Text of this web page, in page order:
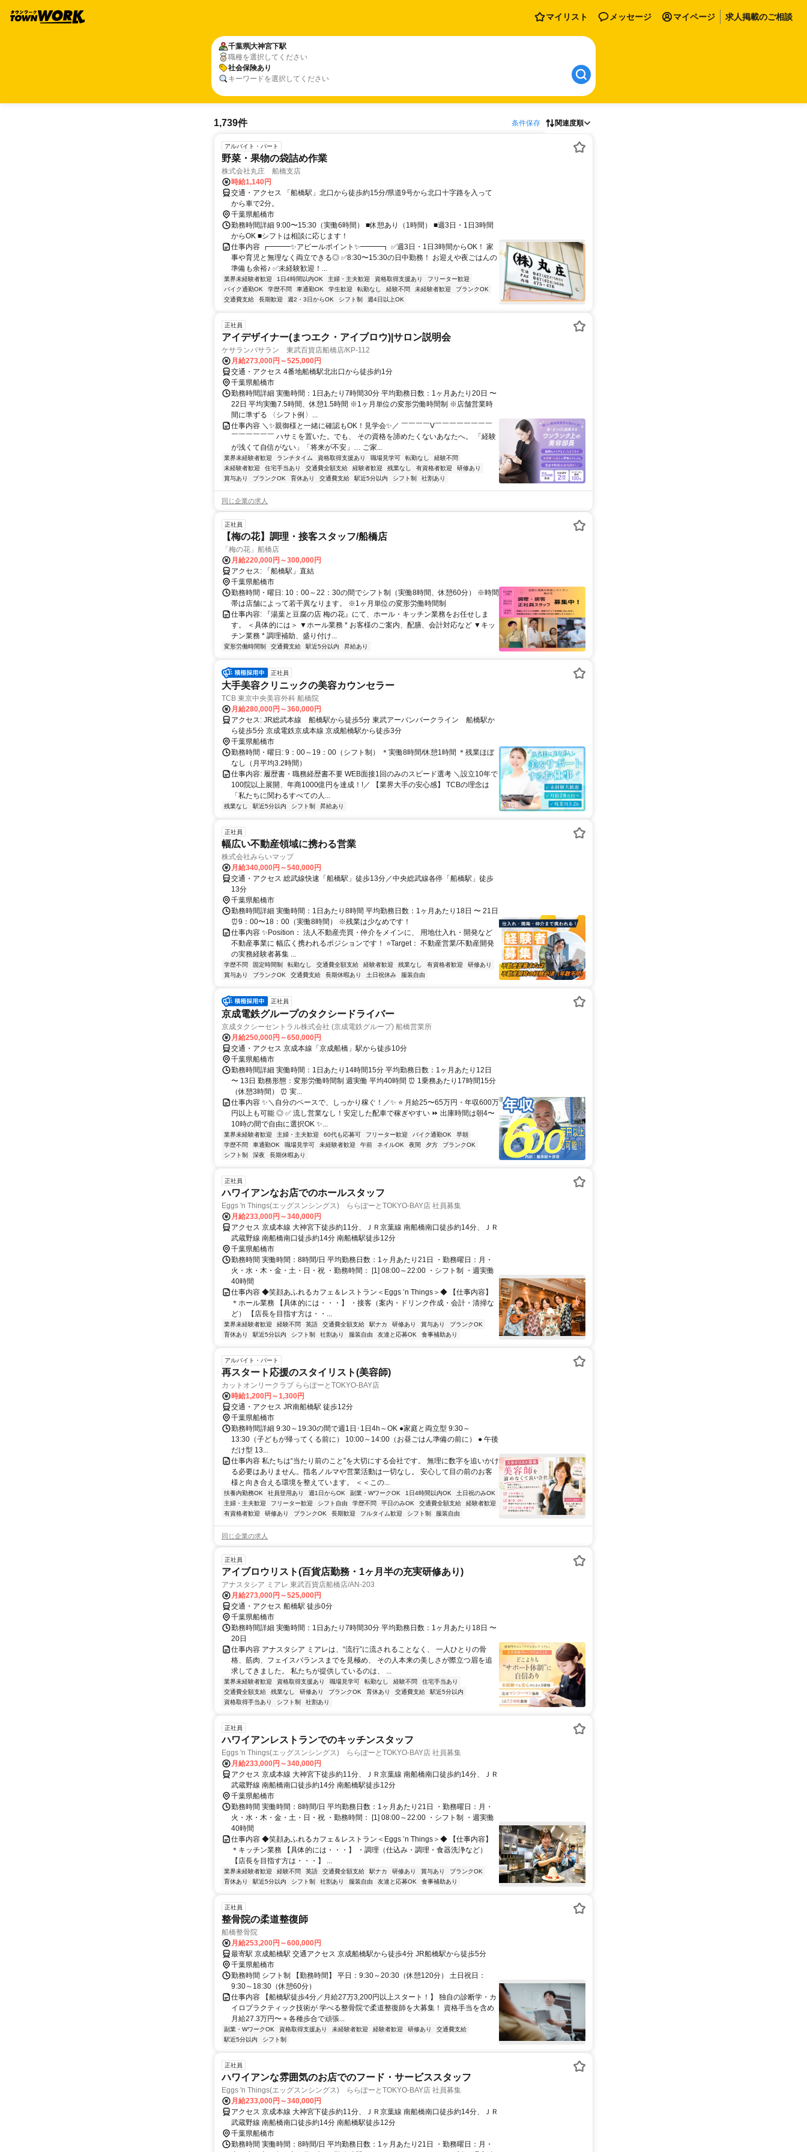
マイリスト メッセージ マイページ 求人掲載のご相談
千葉県大神宮下駅
職種を選択してください
社会保険あり
キーワードを選択してください
1,739件 条件保存 関連度順
アルバイト・パート
野菜・果物の袋詰め作業
株式会社丸庄 船橋支店
時給1,140円
交通・アクセス 「船橋駅」北口から徒歩約15分/県道9号から北口十字路を入って
から車で2分。
千葉県船橋市
勤務時間詳細 9:00〜15:30（実働6時間） ■休憩あり（1時間） ■週3日・1日3時間
からOK ■シフトは相談に応じます！
仕事内容 ┏━━━✨アピールポイント✨━━━┓ ✅週3日・1日3時間からOK！ 家
事や育児と無理なく両立できる◎ ✅8:30〜15:30の日中勤務！ お迎えや夜ごはんの
準備も余裕♪ ✅未経験歓迎！...
業界未経験者歓迎 1日4時間以内OK 主婦・主夫歓迎 資格取得支援あり
フリーター歓迎
バイク通勤OK
学歴不問 車通勤OK 学生歓迎 転勤なし 経験不問 未経験者歓迎
ブランクOK
交通費支給
長期歓迎 週2・3日からOK シフト制 週4日以上OK
正社員
アイデザイナー(まつエク・アイブロウ)|サロン説明会
ケサランパサラン 東武百貨店船橋店/KP-112
月給273,000円～525,000円
交通・アクセス 4番地船橋駅北出口から徒歩約1分
千葉県船橋市
勤務時間詳細 実働時間：1日あたり7時間30分 平均勤務日数：1ヶ月あたり20日 〜
22日 平均実働7.5時間、休憩1.5時間 ※1ヶ月単位の変形労働時間制 ※店舗営業時
間に準ずる 〈シフト例〉...
仕事内容 ＼✨親御様と一緒に確認もOK！見学会✨／ ￣￣￣￣V￣￣￣￣￣￣￣￣
￣￣￣￣￣￣ ハサミを置いた。でも、 その資格を諦めたくないあなたへ。 「経験
が浅くて自信がない」「将来が不安」… ご家...
業界未経験者歓迎 ランチタイム 資格取得支援あり 職場見学可 転勤なし
経験不問
未経験者歓迎
住宅手当あり 交通費全額支給 経験者歓迎 残業なし 有資格者歓迎
研修あり
賞与あり
ブランクOK 育休あり 交通費支給 駅近5分以内 シフト制 社割あり
同じ企業の求人
正社員
【梅の花】調理・接客スタッフ/船橋店
「梅の花」船橋店
月給220,000円～300,000円
アクセス: 「船橋駅」直結
千葉県船橋市
勤務時間・曜日: 10：00～22：30の間でシフト制（実働8時間、休憩60分） ※時間
帯は店舗によって若干異なります。 ※1ヶ月単位の変形労働時間制
仕事内容: 『湯葉と豆腐の店 梅の花』にて、ホール・キッチン業務をお任せしま
す。 ＜具体的には＞ ▼ホール業務 * お客様のご案内、配膳、会計対応など ▼キッ
チン業務 * 調理補助、盛り付け...
変形労働時間制 交通費支給 駅近5分以内 昇給あり
正社員
大手美容クリニックの美容カウンセラー
TCB 東京中央美容外科 船橋院
月給280,000円～360,000円
アクセス: JR総武本線 船橋駅から徒歩5分 東武アーバンパークライン 船橋駅か
ら徒歩5分 京成電鉄京成本線 京成船橋駅から徒歩3分
千葉県船橋市
勤務時間・曜日: 9：00～19：00（シフト制） ＊実働8時間/休憩1時間 ＊残業ほぼ
なし（月平均3.2時間）
仕事内容: 履歴書・職務経歴書不要 WEB面接1回のみのスピード選考 ＼設立10年で
100院以上展開、年商1000億円を達成！!／ 【業界大手の安心感】 TCBの理念は
「私たちに関わるすべての人...
残業なし 駅近5分以内 シフト制 昇給あり
正社員
幅広い不動産領域に携わる営業
株式会社みらいマップ
月給340,000円～540,000円
交通・アクセス 総武線快速「船橋駅」徒歩13分／中央総武線各停「船橋駅」徒歩
13分
千葉県船橋市
勤務時間詳細 実働時間：1日あたり8時間 平均勤務日数：1ヶ月あたり18日 〜 21日
⏰9：00〜18：00（実働8時間） ※残業は少なめです！
仕事内容 ✨Position： 法人不動産売買・仲介をメインに、 用地仕入れ・開発など
不動産事業に 幅広く携われるポジションです！ ⭐Target： 不動産営業/不動産開発
の実務経験者募集 ...
学歴不問 固定時間制 転勤なし 交通費全額支給 経験者歓迎 残業なし 有資格者歓迎
研修あり
賞与あり
ブランクOK 交通費支給 長期休暇あり 土日祝休み 服装自由
正社員
京成電鉄グループのタクシードライバー
京成タクシーセントラル株式会社 (京成電鉄グループ) 船橋営業所
月給250,000円～650,000円
交通・アクセス 京成本線「京成船橋」駅から徒歩10分
千葉県船橋市
勤務時間詳細 実働時間：1日あたり14時間15分 平均勤務日数：1ヶ月あたり12日
〜 13日 勤務形態：変形労働時間制 週実働 平均40時間 ⏰ 1乗務あたり17時間15分
（休憩3時間） ⏰ 実...
仕事内容 ✨＼自分のペースで、しっかり稼ぐ！／✨ ⭐ 月給25〜65万円・年収600万
円以上も可能 ◎ ✅ 流し営業なし！安定した配車で稼ぎやすい ⏩ 出庫時間は朝4〜
10時の間で自由に選択OK ✨...
業界未経験者歓迎 主婦・主夫歓迎 60代も応募可 フリーター歓迎 バイク通勤OK
早朝
学歴不問
車通勤OK 職場見学可 未経験者歓迎 午前 ネイルOK 夜間 夕方
ブランクOK
シフト制
深夜 長期休暇あり
正社員
ハワイアンなお店でのホールスタッフ
Eggs 'n Things(エッグスンシングス) ららぽーとTOKYO-BAY店 社員募集
月給233,000円～340,000円
アクセス 京成本線 大神宮下徒歩約11分、ＪＲ京葉線 南船橋南口徒歩約14分、ＪＲ
武蔵野線 南船橋南口徒歩約14分 南船橋駅徒歩12分
千葉県船橋市
勤務時間 実働時間：8時間/日 平均勤務日数：1ヶ月あたり21日 ・勤務曜日：月・
火・水・木・金・土・日・祝 ・勤務時間： [1] 08:00～22:00 ・シフト制 ・週実働
40時間
仕事内容 ◆笑顔あふれるカフェ＆レストラン＜Eggs ’n Things＞◆ 【仕事内容】
＊ホール業務 【具体的には・・・】 ・接客（案内・ドリンク作成・会計・清掃な
ど） 【店長を目指す方は・・...
業界未経験者歓迎 経験不問 英語 交通費全額支給 駅ナカ 研修あり 賞与あり
ブランクOK
育休あり
駅近5分以内 シフト制 社割あり 服装自由 友達と応募OK 食事補助あり
アルバイト・パート
再スタート応援のスタイリスト(美容師)
カットオンリークラブ ららぽーとTOKYO-BAY店
時給1,200円～1,300円
交通・アクセス JR南船橋駅 徒歩12分
千葉県船橋市
勤務時間詳細 9:30～19:30の間で週1日･1日4h～OK ●家庭と両立型 9:30～
13:30（子どもが帰ってくる前に） 10:00～14:00（お昼ごはん準備の前に） ● 午後
だけ型 13...
仕事内容 私たちは“当たり前のこと”を大切にする会社です。 無理に数字を追いかけ
る必要はありません。指名ノルマや営業活動は一切なし。 安心して目の前のお客
様と向き合える環境を整えています。 ＜＜この...
扶養内勤務OK 社員登用あり 週1日からOK 副業・WワークOK 1日4時間以内OK
土日祝のみOK
主婦・主夫歓迎
フリーター歓迎 シフト自由 学歴不問 平日のみOK 交通費全額支給
経験者歓迎
有資格者歓迎
研修あり ブランクOK 長期歓迎 フルタイム歓迎 シフト制 服装自由
同じ企業の求人
正社員
アイブロウリスト(百貨店勤務・1ヶ月半の充実研修あり)
アナスタシア ミアレ 東武百貨店船橋店/AN-203
月給273,000円～525,000円
交通・アクセス 船橋駅 徒歩0分
千葉県船橋市
勤務時間詳細 実働時間：1日あたり7時間30分 平均勤務日数：1ヶ月あたり18日 〜
20日
仕事内容 アナスタシア ミアレは、“流行”に流されることなく、 一人ひとりの骨
格、筋肉、フェイスバランスまでを見極め、 その人本来の美しさが際立つ眉を追
求してきました。 私たちが提供しているのは、 ...
業界未経験者歓迎 資格取得支援あり 職場見学可 転勤なし 経験不問
住宅手当あり
交通費全額支給
残業なし 研修あり ブランクOK 育休あり 交通費支給
駅近5分以内
資格取得手当あり
シフト制 社割あり
正社員
ハワイアンレストランでのキッチンスタッフ
Eggs 'n Things(エッグスンシングス) ららぽーとTOKYO-BAY店 社員募集
月給233,000円～340,000円
アクセス 京成本線 大神宮下徒歩約11分、ＪＲ京葉線 南船橋南口徒歩約14分、ＪＲ
武蔵野線 南船橋南口徒歩約14分 南船橋駅徒歩12分
千葉県船橋市
勤務時間 実働時間：8時間/日 平均勤務日数：1ヶ月あたり21日 ・勤務曜日：月・
火・水・木・金・土・日・祝 ・勤務時間： [1] 08:00～22:00 ・シフト制 ・週実働
40時間
仕事内容 ◆笑顔あふれるカフェ＆レストラン＜Eggs ’n Things＞◆ 【仕事内容】
＊キッチン業務 【具体的には・・・】 ・調理（仕込み・調理・食器洗浄など）
【店長を目指す方は・・・】 ...
業界未経験者歓迎 経験不問 英語 交通費全額支給 駅ナカ 研修あり 賞与あり
ブランクOK
育休あり
駅近5分以内 シフト制 社割あり 服装自由 友達と応募OK 食事補助あり
正社員
整骨院の柔道整復師
船橋整骨院
月給253,200円～600,000円
最寄駅 京成船橋駅 交通アクセス 京成船橋駅から徒歩4分 JR船橋駅から徒歩5分
千葉県船橋市
勤務時間 シフト制 【勤務時間】 平日：9:30～20:30（休憩120分） 土日祝日：
9:30～18:30（休憩60分）
仕事内容 【船橋駅徒歩4分／月給27万3,200円以上スタート！】 独自の診断学・カ
イロプラクティック技術が 学べる整骨院で柔道整復師を大募集！ 資格手当を含め
月給27.3万円〜＋各種歩合で頑張...
副業・WワークOK 資格取得支援あり 未経験者歓迎 経験者歓迎 研修あり
交通費支給
駅近5分以内
シフト制
正社員
ハワイアンな雰囲気のお店でのフード・サービススタッフ
Eggs 'n Things(エッグスンシングス) ららぽーとTOKYO-BAY店 社員募集
月給233,000円～340,000円
アクセス 京成本線 大神宮下徒歩約11分、ＪＲ京葉線 南船橋南口徒歩約14分、ＪＲ
武蔵野線 南船橋南口徒歩約14分 南船橋駅徒歩12分
千葉県船橋市
勤務時間 実働時間：8時間/日 平均勤務日数：1ヶ月あたり21日 ・勤務曜日：月・